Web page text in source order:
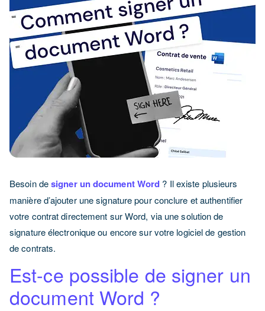
Besoin designer un document Word ? Il existe plusieurs
manière d’ajouter une signature pour conclure et authentifier
votre contrat directement sur Word, via une solution de
signature électronique ou encore sur votre logiciel de gestion
de contrats.
Est-ce possible de signer un
document Word ?